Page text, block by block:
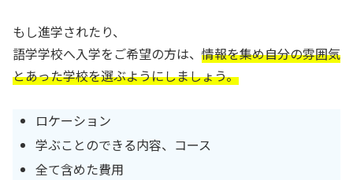
もし進学されたり、
語学学校へ入学をご希望の方は、 情報を集め自分の雰囲気
とあった学校を選ぶようにしましょう。
ロケーション
学ぶことのできる内容、コース
全て含めた費用